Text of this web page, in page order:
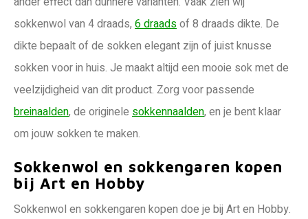
sokkenwol van 4 draads, 6 draadsof 8 draads dikte. De
dikte bepaalt of de sokken elegant zijn of juist knusse
sokken voor in huis. Je maakt altijd een mooie sok met de
veelzijdigheid van dit product. Zorg voor passende
breinaalden, de originele sokkennaalden, en je bent klaar
om jouw sokken te maken.
Sokkenwol en sokkengaren kopen
bij Art en Hobby
Sokkenwol en sokkengaren kopen doe je bij Art en Hobby.